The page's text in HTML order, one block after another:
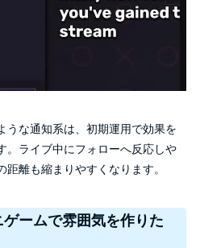
うな通知系は、初期運用で効果を
。ライブ中にフォローへ反応しや
離も縮まりやすくなります。
ームで雰囲気を作りた